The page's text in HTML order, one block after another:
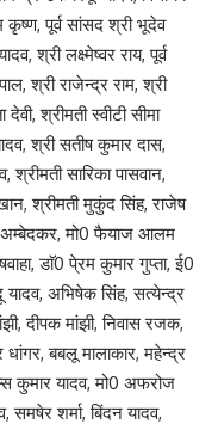
कृष्ण, पूर्व सांसद श्री भूदेव
श्री लक्ष्मेष्वर राय, पूर्व
श्री राजेन्द्र राम, श्री
श्रीमती स्वीटी सीमा
श्री सतीष कुमार दास,
सारिका पासवान,
श्रीमती मुकुंद सिंह, राजेष
अम्बेदकर, मो0 फैयाज आलम
डाॅ0 पे्रम कुमार गुप्ता, ई0
अभिषेक सिंह, सत्येन्द्र
दीपक मांझी, निवास रजक,
धांगर, बबलू मालाकार, महेन्द्र
कुमार यादव, मो0 अफरोज
शर्मा, बिंदन यादव,